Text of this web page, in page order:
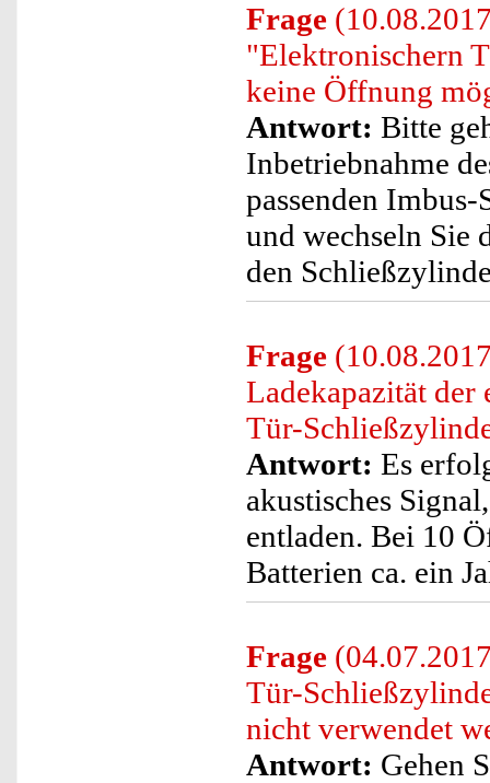
Frage
"Elektronischern
keine Öffnung
Antwort: Bitte
Inbetriebnahme
passenden
und wechseln Sie
den
Frage
Ladekapazität der
Tür-
Antwort: Es
akustisches
entladen. Bei 10
Batterien ca. ein
Frage
Tür-
nicht verwendet
Antwort: Gehen